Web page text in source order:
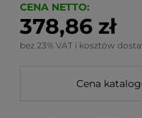
CENA NETTO:
378,86 zł
bez 23% VAT i kosztów
Cena